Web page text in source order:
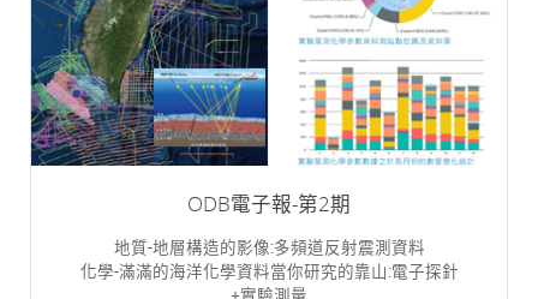
ODB電子報-第2期
地質-地層構造的影像:多頻道反射震測資料
化學-滿滿的海洋化學資料當你研究的靠山:電子探針